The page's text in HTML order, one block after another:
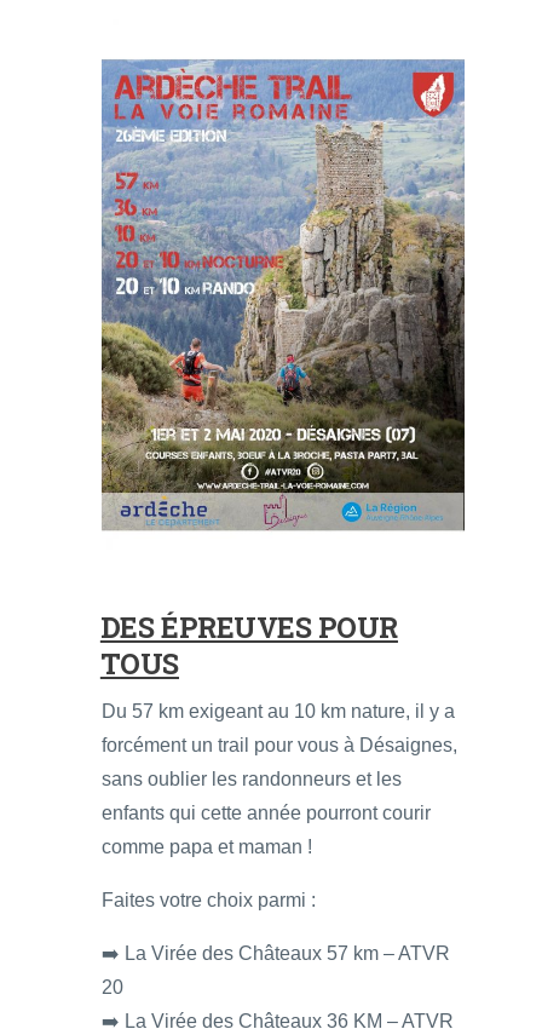
DES ÉPREUVES POUR
TOUS
Du 57 km exigeant au 10 km nature, il y a
forcément un trail pour vous à Désaignes,
sans oublier les randonneurs et les
enfants qui cette année pourront courir
comme papa et maman !
Faites votre choix parmi :
➡️ La Virée des Châteaux 57 km – ATVR
20
➡️ La Virée des Châteaux 36 KM – ATVR